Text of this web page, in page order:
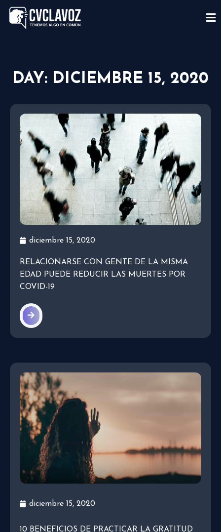
DAY: DICIEMBRE 15, 2020
diciembre 15, 2020
RELACIONARSE CON GENTE DE LA MISMA
EDAD PUEDE REDUCIR LAS MUERTES POR
COVID-19
diciembre 15, 2020
10 BENEFICIOS DE PRACTICAR LA GRATITUD